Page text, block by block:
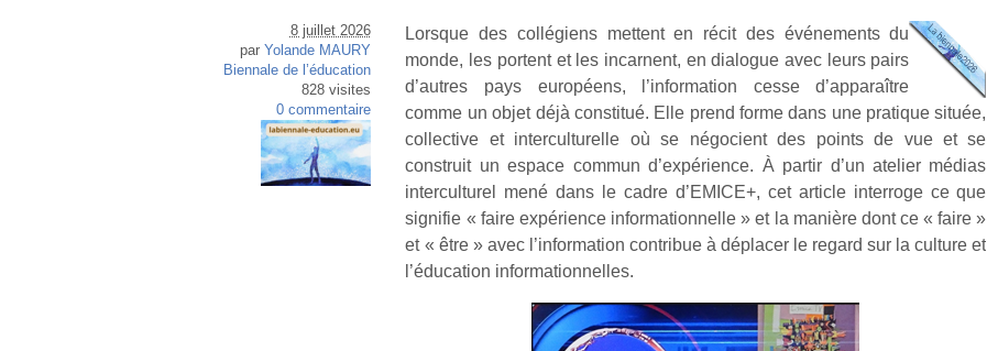
Lorsque des collégiens mettent en récit des événements du
monde, les portent et les incarnent, en dialogue avec leurs pairs
d’autres pays européens, l’information cesse d’apparaître
comme un objet déjà constitué. Elle prend forme dans une pratique située,
collective et interculturelle où se négocient des points de vue et se
construit un espace commun d’expérience. À partir d’un atelier médias
interculturel mené dans le cadre d’EMICE+, cet article interroge ce que
signifie « faire expérience informationnelle » et la manière dont ce « faire »
et « être » avec l’information contribue à déplacer le regard sur la culture et
l’éducation informationnelles.
8 juillet 2026
par Yolande MAURY
Biennale de l’éducation
828 visites
0 commentaire